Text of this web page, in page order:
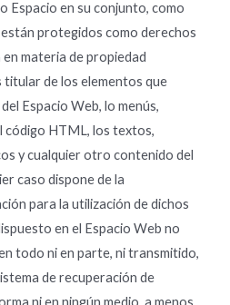
Espacio en su conjunto, como
protegidos como derechos
materia de propiedad
titular de los elementos que
Espacio Web, lo menús,
código HTML, los textos,
y cualquier otro contenido del
caso dispone de la
para la utilización de dichos
en el Espacio Web no
todo ni en parte, ni transmitido,
de recuperación de
ni en ningún medio, a menos